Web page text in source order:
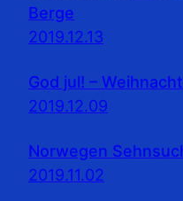
Berge
2019.12.13
God jul! –
2019.12.09
Norwegen
2019.11.02